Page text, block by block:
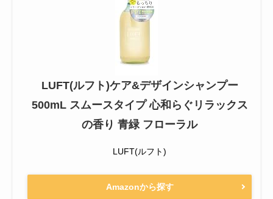
LUFT(ルフト)ケア&デザインシャンプー
500mL スムースタイプ 心和らぐリラックス
の香り 青緑 フローラル
LUFT(ルフト)
Amazonから探す